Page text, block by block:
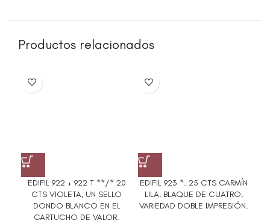
Productos relacionados
EDIFIL 922 + 922 T **/* 20
CTS VIOLETA, UN SELLO
DONDO BLANCO EN EL
CARTUCHO DE VALOR.
EDIFIL 923 *. 25 CTS CARMÍN
LILA, BLAQUE DE CUATRO,
VARIEDAD DOBLE IMPRESIÓN.